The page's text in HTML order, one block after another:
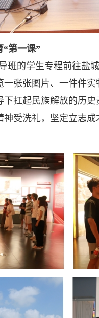
第一课”
的学生专程前往盐
张张图片、一件件
扛起民族解放的历
受洗礼，坚定立志